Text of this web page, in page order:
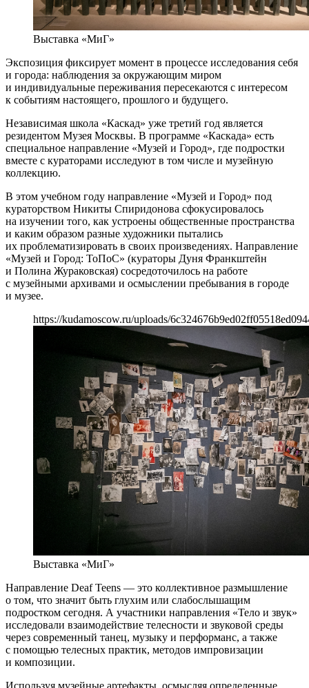
Выставка «МиГ»
Экспозиция фиксирует момент в процессе исследования себя
и города: наблюдения за окружающим миром
и индивидуальные переживания пересекаются с интересом
к событиям настоящего, прошлого и будущего.
Независимая школа «Каскад» уже третий год является
резидентом Музея Москвы. В программе «Каскада» есть
специальное направление «Музей и Город», где подростки
вместе с кураторами исследуют в том числе и музейную
коллекцию.
В этом учебном году направление «Музей и Город» под
кураторством Никиты Спиридонова сфокусировалось
на изучении того, как устроены общественные пространства
и каким образом разные художники пытались
их проблематизировать в своих произведениях. Направление
«Музей и Город: ТоПоС» (кураторы Дуня Франкштейн
и Полина Жураковская) сосредоточилось на работе
с музейными архивами и осмыслении пребывания в городе
и музее.
https://kudamoscow.ru/uploads/
Выставка «МиГ»
Направление Deaf Teens — это коллективное размышление
о том, что значит быть глухим или слабослышащим
подростком сегодня. А участники направления «Тело и звук»
исследовали взаимодействие телесности и звуковой среды
через современный танец, музыку и перформанс, а также
с помощью телесных практик, методов импровизации
и композиции.
Используя музейные артефакты, осмысляя определенные